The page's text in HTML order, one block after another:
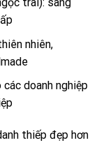
nhiên,
doanh nghiệp
thiếp đẹp hơn